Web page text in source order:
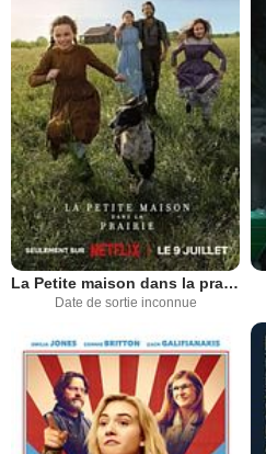
La Petite maison dans la prairie
Date de sortie inconnue